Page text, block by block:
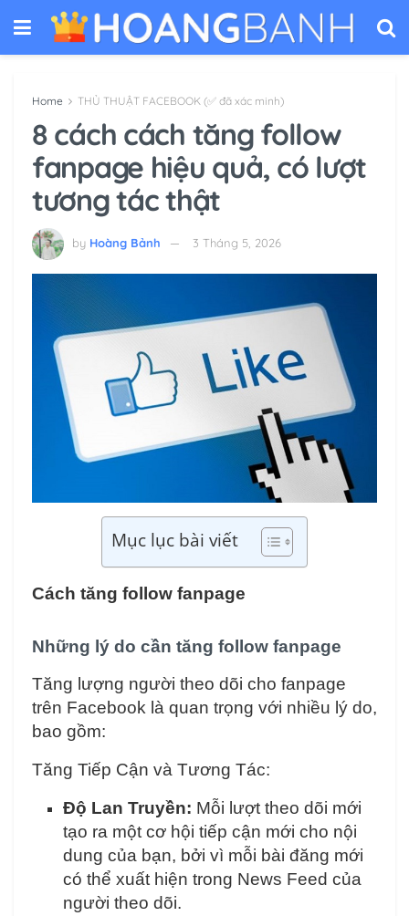
Home THỦ THUẬT FACEBOOK (✅ đã xác minh)
8 cách cách tăng follow
fanpage hiệu quả, có lượt
tương tác thật
by Hoàng Bảnh 3 Tháng 5, 2026
Mục lục bài viết
Cách tăng follow fanpage
Những lý do cần tăng follow fanpage
Tăng lượng người theo dõi cho fanpage
trên Facebook là quan trọng với nhiều lý do,
bao gồm:
Tăng Tiếp Cận và Tương Tác:
Độ Lan Truyền: Mỗi lượt theo dõi mới
tạo ra một cơ hội tiếp cận mới cho nội
dung của bạn, bởi vì mỗi bài đăng mới
có thể xuất hiện trong News Feed của
người theo dõi.